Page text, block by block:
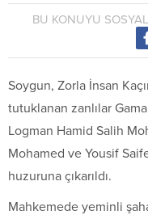
BU KONUYU
Soygun, Zorla İnsan
tutuklanan zanlılar
Logman Hamid Salih
Mohamed ve Yousif
huzuruna çıkarıldı.
Mahkemede yeminli